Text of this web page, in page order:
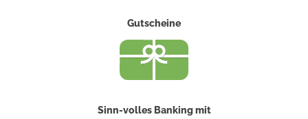
Gutscheine
Sinn-volles Banking mit